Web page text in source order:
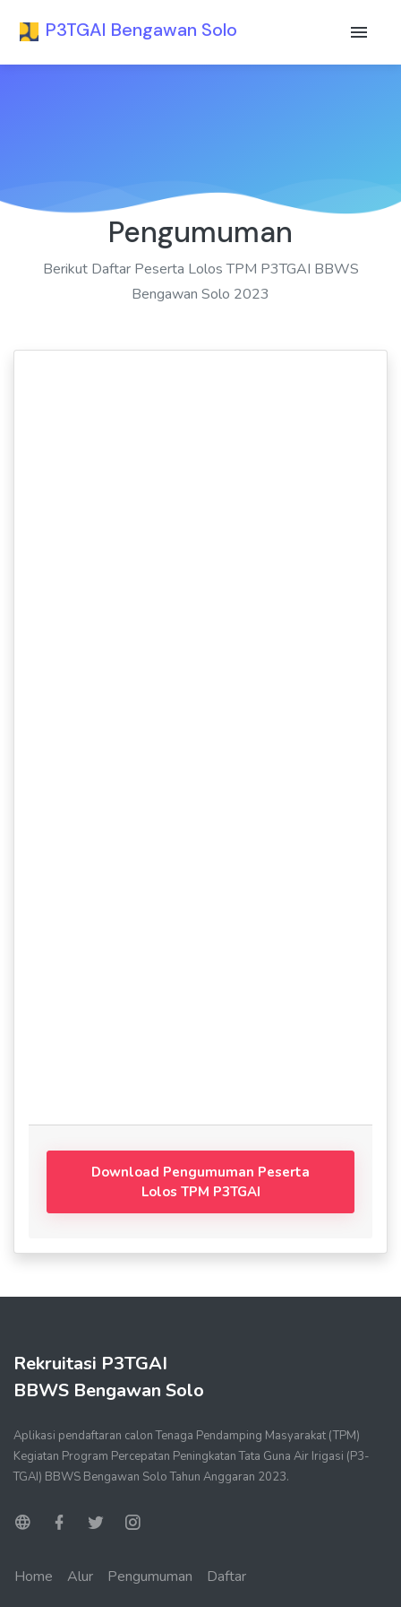
P3TGAI Bengawan Solo
Pengumuman
Berikut Daftar Peserta Lolos TPM P3TGAI BBWS
Bengawan Solo 2023
Download Pengumuman Peserta
Lolos TPM P3TGAI
Rekruitasi P3TGAI
BBWS Bengawan Solo
Aplikasi pendaftaran calon Tenaga Pendamping Masyarakat (TPM)
Kegiatan Program Percepatan Peningkatan Tata Guna Air Irigasi (P3-
TGAI) BBWS Bengawan Solo Tahun Anggaran 2023.
Home Alur Pengumuman Daftar